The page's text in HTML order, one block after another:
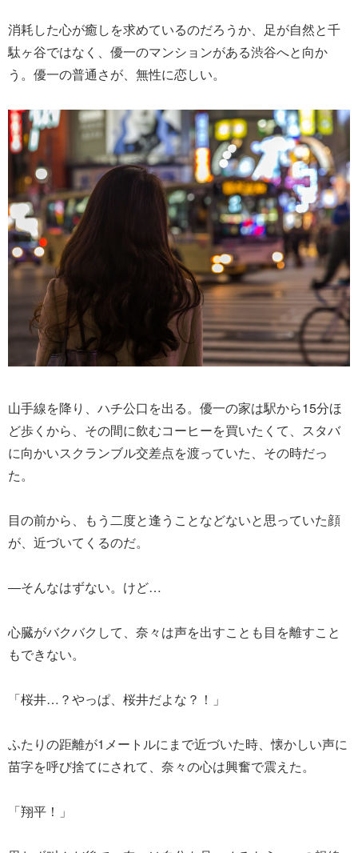
消耗した心が癒しを求めているのだろうか、足が自然と千
駄ヶ谷ではなく、優一のマンションがある渋谷へと向か
う。優一の普通さが、無性に恋しい。
山手線を降り、ハチ公口を出る。優一の家は駅から15分ほ
ど歩くから、その間に飲むコーヒーを買いたくて、スタバ
に向かいスクランブル交差点を渡っていた、その時だっ
た。
目の前から、もう二度と逢うことなどないと思っていた顔
が、近づいてくるのだ。
―そんなはずない。けど…
心臓がバクバクして、奈々は声を出すことも目を離すこと
もできない。
「桜井…？やっぱ、桜井だよな？！」
ふたりの距離が1メートルにまで近づいた時、懐かしい声に
苗字を呼び捨てにされて、奈々の心は興奮で震えた。
「翔平！」